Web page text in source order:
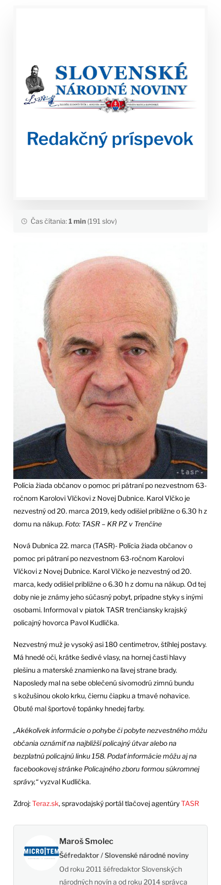
Čas čítania:1 min(191 slov)
Polícia žiada občanov o pomoc pri pátraní po nezvestnom 63-
ročnom Karolovi Vlčkovi z Novej Dubnice. Karol Vlčko je
nezvestný od 20. marca 2019, kedy odišiel približne o 6.30 h z
domu na nákup. Foto: TASR – KR PZ v Trenčíne
Nová Dubnica 22. marca (TASR)- Polícia žiada občanov o
pomoc pri pátraní po nezvestnom 63-ročnom Karolovi
Vlčkovi z Novej Dubnice. Karol Vlčko je nezvestný od 20.
marca, kedy odišiel približne o 6.30 h z domu na nákup. Od tej
doby nie je známy jeho súčasný pobyt, prípadne styky s inými
osobami. Informoval v piatok TASR trenčiansky krajský
policajný hovorca Pavol Kudlička.
Nezvestný muž je vysoký asi 180 centimetrov, štíhlej postavy.
Má hnedé oči, krátke šedivé vlasy, na hornej časti hlavy
plešinu a materské znamienko na ľavej strane brady.
Naposledy mal na sebe oblečenú sivomodrú zimnú bundu
s kožušinou okolo krku, čiernu čiapku a tmavé nohavice.
Obuté mal športové topánky hnedej farby.
„Akékoľvek informácie o pohybe či pobyte nezvestného môžu
občania oznámiť na najbližší policajný útvar alebo na
bezplatnú policajnú linku 158. Podať informácie môžu aj na
facebookovej stránke Policajného zboru formou súkromnej
správy,“vyzval Kudlička.
Zdroj:Teraz.sk, spravodajský portál tlačovej agentúryTASR
Maroš Smolec
Šéfredaktor / Slovenské národné noviny
Od roku 2011 šéfredaktor Slovenských
národných novín a od roku 2014 správca